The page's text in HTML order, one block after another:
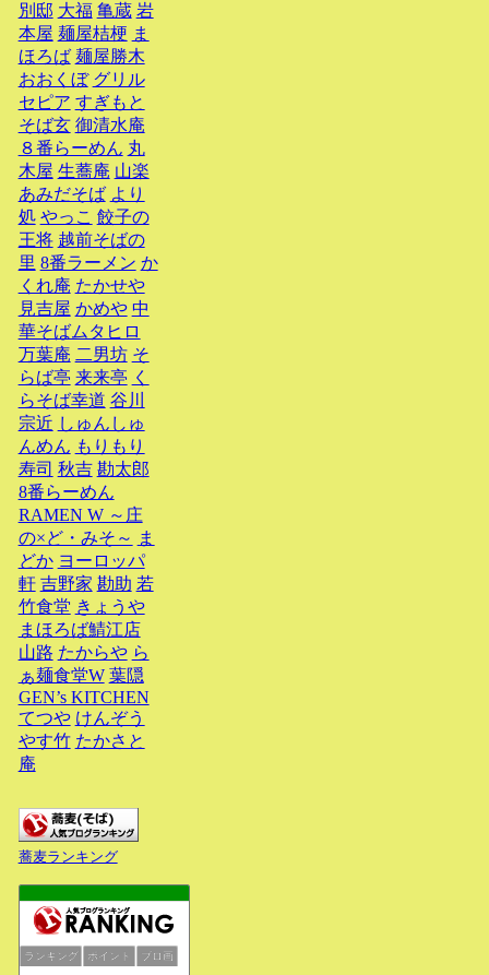
別邸 大福 亀蔵 岩
本屋 麺屋桔梗 ま
ほろば 麺屋勝木
おおくぼ グリル
セピア すぎもと
そば玄 御清水庵
８番らーめん 丸
木屋 生蕎庵 山楽
あみだそば より
処 やっこ 餃子の
王将 越前そばの
里 8番ラーメン か
くれ庵 たかせや
見吉屋 かめや 中
華そばムタヒロ
万葉庵 二男坊 そ
らば亭 来来亭 く
らそば幸道 谷川
宗近 しゅんしゅ
んめん もりもり
寿司 秋吉 勘太郎
8番らーめん
RAMEN W ～庄
の×ど・みそ～ ま
どか ヨーロッパ
軒 吉野家 勘助 若
竹食堂 きょうや
まほろば鯖江店
山路 たからや ら
ぁ麺食堂W 葉隠
GEN’s KITCHEN
てつや けんぞう
やす竹 たかさと
庵
蕎麦ランキング
ランキング ポイント ブロ画